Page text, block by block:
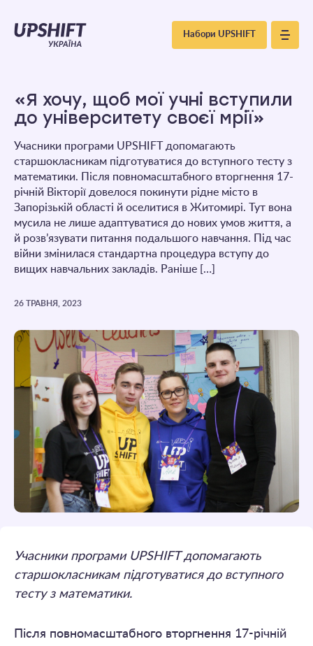
Upshift
Україна
Набори UPSHIFT
«Я хочу, щоб мої учні вступили
до університету своєї мрії»
Учасники програми UPSHIFT допомагають
старшокласникам підготуватися до вступного тесту з
математики. Після повномасштабного вторгнення 17-
річній Вікторії довелося покинути рідне місто в
Запорізькій області й оселитися в Житомирі. Тут вона
мусила не лише адаптуватися до нових умов життя, а
й розв’язувати питання подальшого навчання. Під час
війни змінилася стандартна процедура вступу до
вищих навчальних закладів. Раніше […]
26 ТРАВНЯ, 2023
Учасники програми UPSHIFT допомагають
старшокласникам підготуватися до вступного
тесту з математики.
Після повномасштабного вторгнення 17-річній